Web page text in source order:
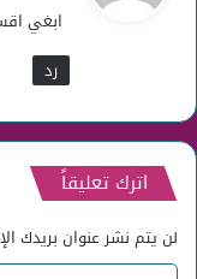
ل
ابغي اقسط ١٢ بروو علموني
رد
اترك تعليقاً
لن يتم نشر عنوان بريدك